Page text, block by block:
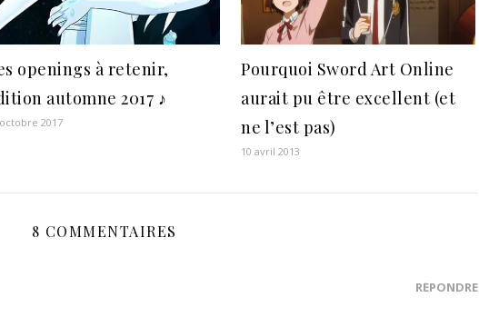
openings à retenir,
automne 2017 ♪
2017
Pourquoi Sword Art Online
aurait pu être excellent (et
ne l’est pas)
10 avril 2013
8 COMMENTAIRES
RÉPONDRE